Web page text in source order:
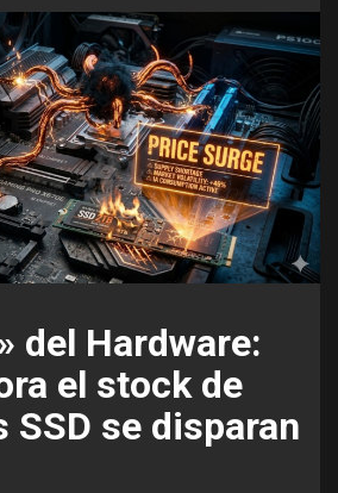
del Hardware:
el stock de
SSD se disparan